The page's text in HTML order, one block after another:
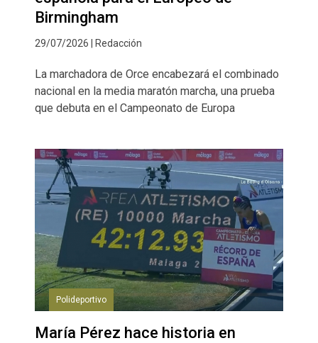
Birmingham
29/07/2026 | Redacción
La marchadora de Orce encabezará el combinado
nacional en la media maratón marcha, una prueba
que debuta en el Campeonato de Europa
Polideportivo
María Pérez hace historia en